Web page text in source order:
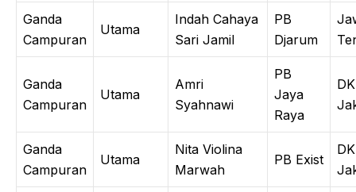
Ganda
Campuran
Utama
Indah Cahaya
Sari Jamil
PB
Djarum
Ganda
Campuran
Utama
Amri
Syahnawi
PB
Jaya
Raya
Ganda
Campuran
Utama
Nita Violina
Marwah
PB Exist